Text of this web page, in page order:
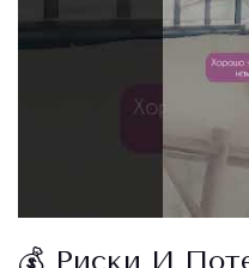
💰 Риски И